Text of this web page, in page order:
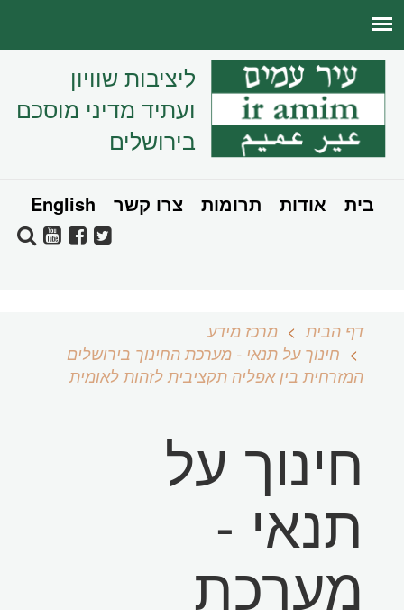
ליציבות שוויון
ועתיד מדיני מוסכם
בירושלים
בית אודות תרומות צרו קשר English
דף הבית
מרכז מידע
חינוך על תנאי - מערכת החינוך בירושלים
המזרחית בין אפליה תקציבית לזהות לאומית
חינוך על
תנאי -
מערכת